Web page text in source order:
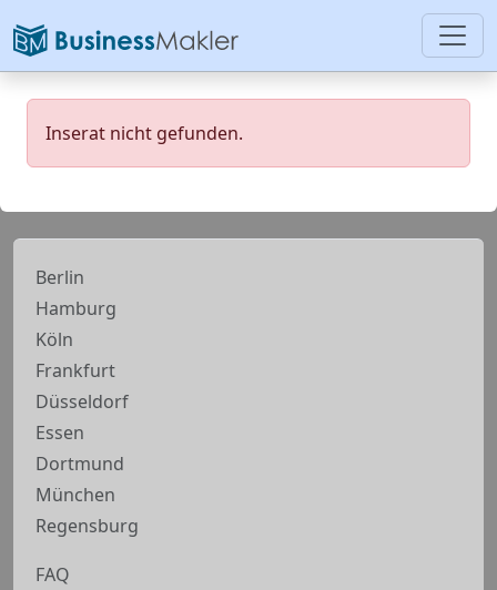
Inserat nicht gefunden.
Berlin
Hamburg
Köln
Frankfurt
Düsseldorf
Essen
Dortmund
München
Regensburg
FAQ